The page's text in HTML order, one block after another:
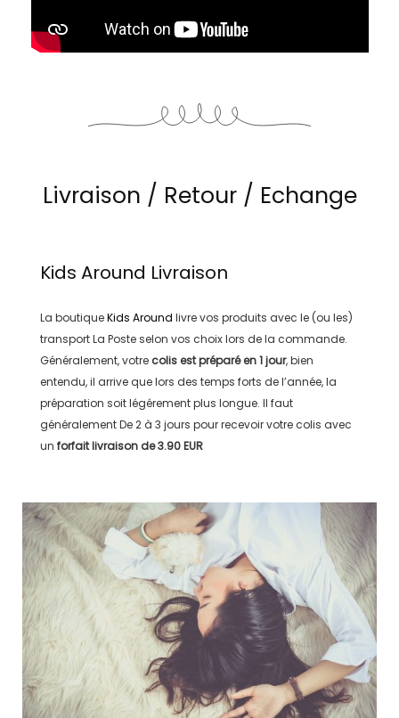
Livraison / Retour / Echange
Kids Around Livraison
La boutiqueKids Around livre vos produits avec le (ou les)
transportLa Posteselon vos choix lors de la commande.
Généralement, votre colis est préparé en1 jour, bien
entendu, il arrive que lors des temps forts de l’année, la
préparation soit légérement plus longue. Il faut
généralementDe 2 à 3 jours pour recevoir votre colis avec
un forfait livraison de3.90 EUR